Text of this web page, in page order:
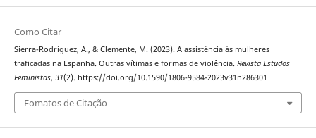
Como Citar
Sierra-Rodríguez, A., & Clemente, M. (2023). A assistência às mulheres
traficadas na Espanha. Outras vítimas e formas de violência. Revista Estudos
Feministas, 31(2). https://doi.org/10.1590/1806-9584-2023v31n286301
Fomatos de Citação